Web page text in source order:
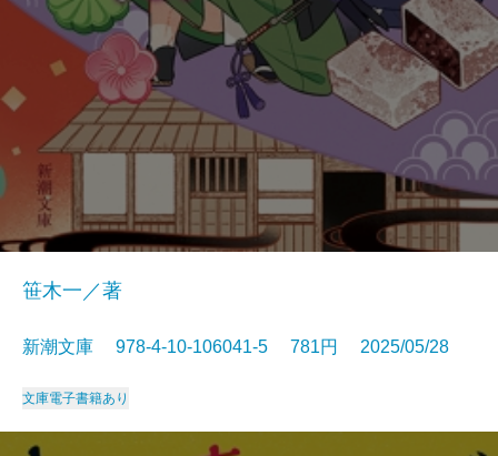
笹木一／著
新潮文庫 978-4-10-106041-5 781円 2025/05/28
文庫電子書籍あり